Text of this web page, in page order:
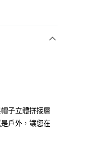
子立體拼接層
戶外，讓您在